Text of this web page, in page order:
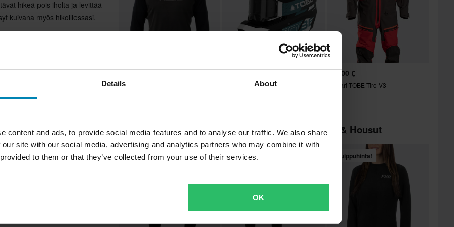
Details About
content and ads, to provide social media features and to analyse our traffic. We also share
site with our social media, advertising and analytics partners who may combine it with
to them or that they’ve collected from your use of their services.
OK
hikeä pois iholta ja levittää
kuivana myös hikoillessasi.
ja parempaa kestävyyttä
34,99 € -65%
99,00 €
253,99 € -15% 799,00 €
Haalari TOBE Tiro V3
Suosikit kategoriassa Vaatesetit, Paidat & Housut
Huippuhinta! Huippuhinta! Huippuhinta!